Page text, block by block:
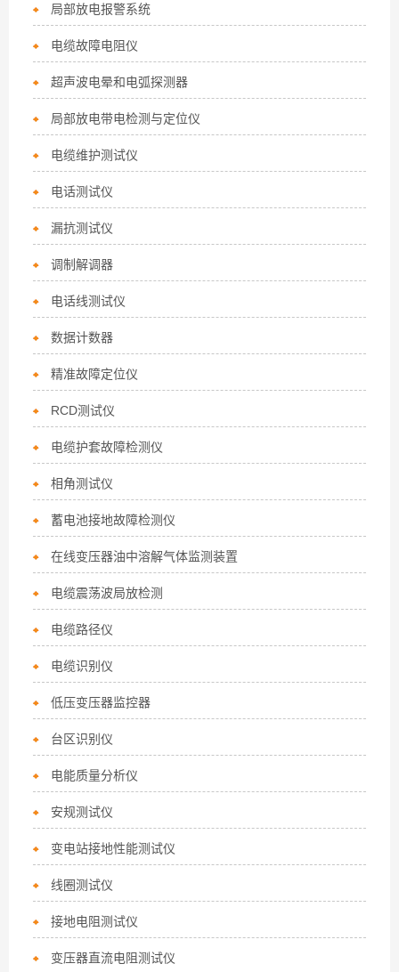
局部放电报警系统
电缆故障电阻仪
超声波电晕和电弧探测器
局部放电带电检测与定位仪
电缆维护测试仪
电话测试仪
漏抗测试仪
调制解调器
电话线测试仪
数据计数器
精准故障定位仪
RCD测试仪
电缆护套故障检测仪
相角测试仪
蓄电池接地故障检测仪
在线变压器油中溶解气体监测装置
电缆震荡波局放检测
电缆路径仪
电缆识别仪
低压变压器监控器
台区识别仪
电能质量分析仪
安规测试仪
变电站接地性能测试仪
线圈测试仪
接地电阻测试仪
变压器直流电阻测试仪